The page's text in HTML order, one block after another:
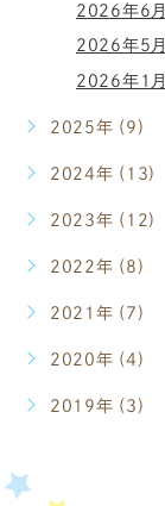
2026年6
2026年5
2026年1
2025年 (9)
2024年 (13)
2023年 (12)
2022年 (8)
2021年 (7)
2020年 (4)
2019年 (3)